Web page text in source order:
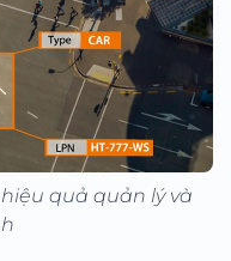
quả quản lý và